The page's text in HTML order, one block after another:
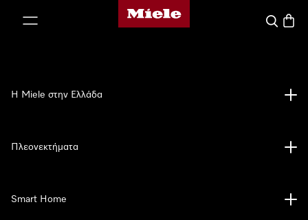
Αρχική σελίδα της Miele
Η Miele στην Ελλάδα
Πλεονεκτήματα
Smart Home